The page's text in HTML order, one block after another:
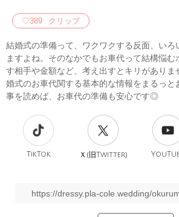
♡389 クリップ
結婚式の準備って、ワクワクする反面、いろ
ますよね。そのなかでもお車代って結構悩
す相手や金額など、考え出すとキリがありま
婚式のお車代関する基本的な情報をまるっと
事を読めば、お車代の準備も安心です◎
TikTok Ｘ(旧Twitter)
https://dressy.pla-cole.wedding/